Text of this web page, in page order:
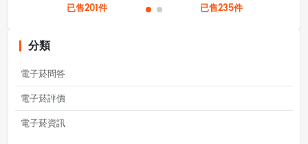
已售201件 已售235件
分類
電子菸問答
電子菸評價
電子菸資訊